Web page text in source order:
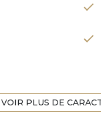
VOIR PLUS DE